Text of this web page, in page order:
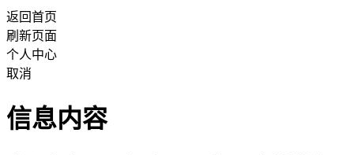
返回首页
刷新页面
个人中心
取消
信息内容